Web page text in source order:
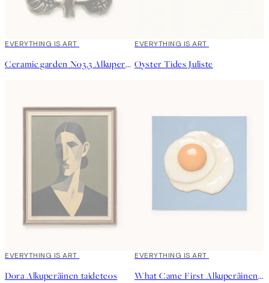
EVERYTHING IS ART
Ceramic garden No3.3 Alkuperäinen taideteos
EVERYTHING IS ART
Oyster Tides Juliste
EVERYTHING IS ART
Dora Alkuperäinen taideteos
EVERYTHING IS ART
What Came First Alkuperäinen taideteos